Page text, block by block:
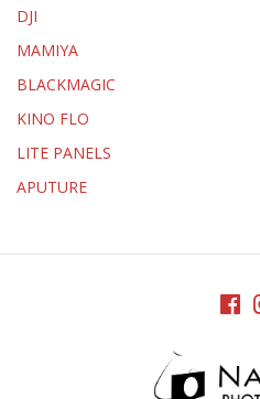
DJI
MAMIYA
BLACKMAGIC
KINO FLO
LITE PANELS
APUTURE